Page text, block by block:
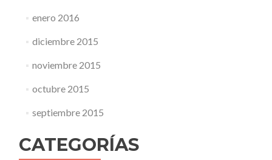
enero 2016
diciembre 2015
noviembre 2015
octubre 2015
septiembre 2015
CATEGORÍAS